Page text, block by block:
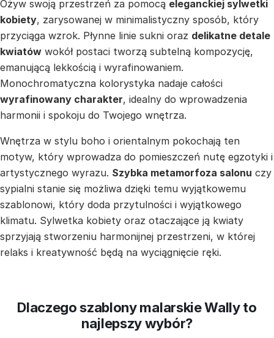
Ożyw swoją przestrzeń za pomocą eleganckiej sylwetki
kobiety, zarysowanej w minimalistyczny sposób, który
przyciąga wzrok. Płynne linie sukni oraz delikatne detale
kwiatów wokół postaci tworzą subtelną kompozycję,
emanującą lekkością i wyrafinowaniem.
Monochromatyczna kolorystyka nadaje całości
wyrafinowany charakter, idealny do wprowadzenia
harmonii i spokoju do Twojego wnętrza.
Wnętrza w stylu boho i orientalnym pokochają ten
motyw, który wprowadza do pomieszczeń nutę egzotyki i
artystycznego wyrazu. Szybka metamorfoza salonu czy
sypialni stanie się możliwa dzięki temu wyjątkowemu
szablonowi, który doda przytulności i wyjątkowego
klimatu. Sylwetka kobiety oraz otaczające ją kwiaty
sprzyjają stworzeniu harmonijnej przestrzeni, w której
relaks i kreatywność będą na wyciągnięcie ręki.
Dlaczego szablony malarskie Wally to
najlepszy wybór?